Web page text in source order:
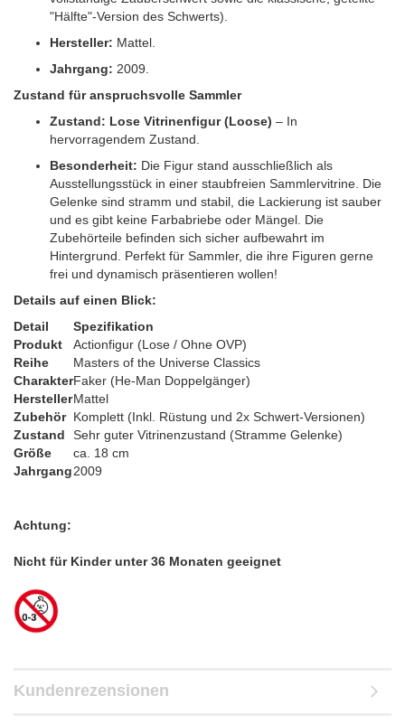
"Hälfte"-Version des Schwerts).
Hersteller: Mattel.
Jahrgang: 2009.
Zustand für anspruchsvolle Sammler
Zustand: Lose Vitrinenfigur (Loose) – In
hervorragendem Zustand.
Besonderheit: Die Figur stand ausschließlich als
Ausstellungsstück in einer staubfreien Sammlervitrine. Die
Gelenke sind stramm und stabil, die Lackierung ist sauber
und es gibt keine Farbabriebe oder Mängel. Die
Zubehörteile befinden sich sicher aufbewahrt im
Hintergrund. Perfekt für Sammler, die ihre Figuren gerne
frei und dynamisch präsentieren wollen!
Details auf einen Blick:
Detail
Spezifikation
Produkt
Actionfigur (Lose / Ohne OVP)
Reihe
Masters of the Universe Classics
CharakterFaker (He-Man Doppelgänger)
HerstellerMattel
Zubehör Komplett (Inkl. Rüstung und 2x Schwert-Versionen)
Zustand
Sehr guter Vitrinenzustand (Stramme Gelenke)
Größe
ca. 18 cm
Jahrgang2009
Achtung:
Nicht für Kinder unter 36 Monaten geeignet
Kundenrezensionen